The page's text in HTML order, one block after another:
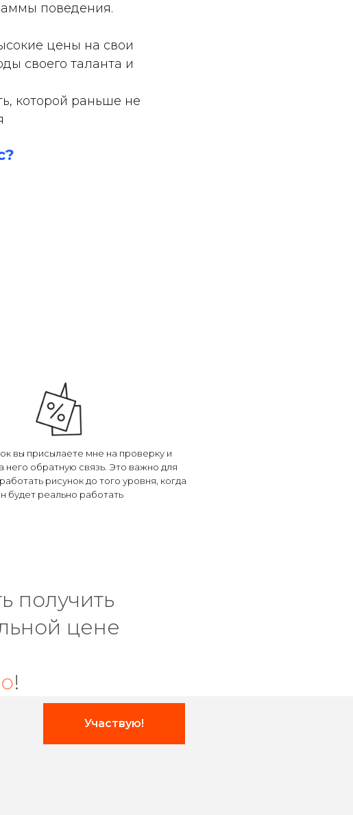
поведения.
цены на свои
своего таланта и
которой раньше не
вы присылаете мне на проверку и
него обратную связь. Это важно для
рисунок до того уровня, когда
будет реально работать
получить
цене
!
Участвую!